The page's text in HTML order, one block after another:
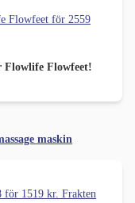
Flowfeet för 2559
Flowlife Flowfeet!
maskin
för 1519 kr. Frakten